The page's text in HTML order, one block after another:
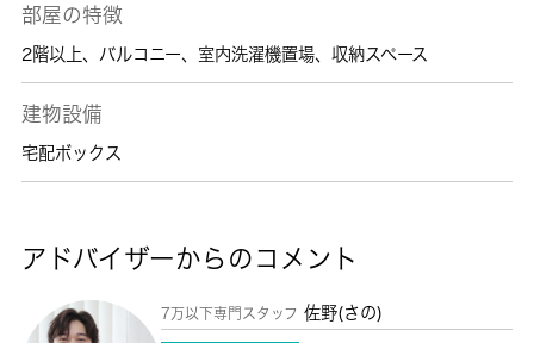
部屋の特徴
2階以上、 バルコニー、 室内洗濯機置場、 収納スペース
建物設備
宅配ボックス
アドバイザーからのコメント
7万以下専門スタッフ 佐野(さの)